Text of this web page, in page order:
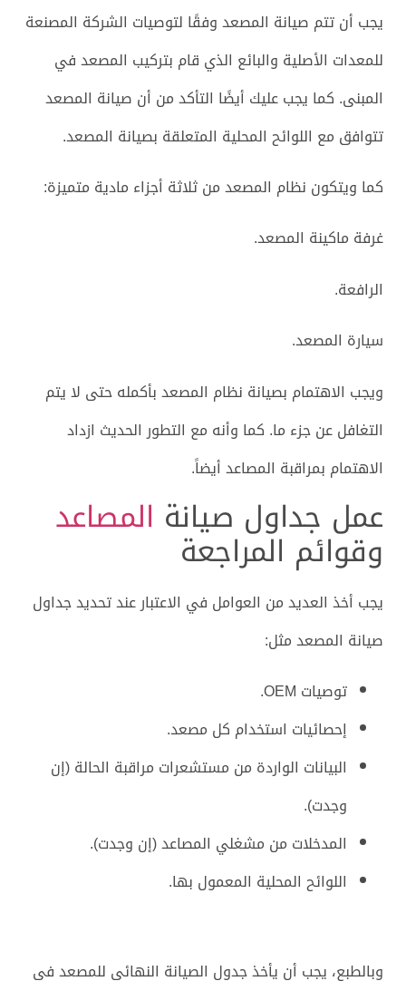
يجب أن تتم صيانة المصعد وفقًا لتوصيات الشركة المصنعة
للمعدات الأصلية والبائع الذي قام بتركيب المصعد في
المبنى. كما يجب عليك أيضًا التأكد من أن صيانة المصعد
تتوافق مع اللوائح المحلية المتعلقة بصيانة المصعد.
كما ويتكون نظام المصعد من ثلاثة أجزاء مادية متميزة:
غرفة ماكينة المصعد.
الرافعة.
سيارة المصعد.
ويجب الاهتمام بصيانة نظام المصعد بأكمله حتى لا يتم
التغافل عن جزء ما. كما وأنه مع التطور الحديث ازداد
الاهتمام بمراقبة المصاعد أيضاً.
عمل جداول صيانة المصاعد
وقوائم المراجعة
يجب أخذ العديد من العوامل في الاعتبار عند تحديد جداول
صيانة المصعد مثل:
توصيات OEM.
إحصائيات استخدام كل مصعد.
البيانات الواردة من مستشعرات مراقبة الحالة (إن
وجدت).
المدخلات من مشغلي المصاعد (إن وجدت).
اللوائح المحلية المعمول بها.
وبالطبع، يجب أن يأخذ جدول الصيانة النهائي للمصعد في